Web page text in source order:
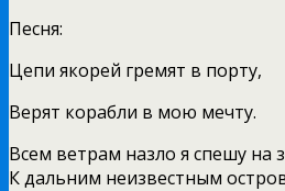
Песня:
Цепи якорей гремят в порту,
Верят корабли в мою мечту.
Всем ветрам назло я спешу на
К дальним неизвестным